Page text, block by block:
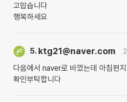
고맙습니다
행복하세요
5. ktg21@naver.com
다음에서 naver로 바껐는데 아침편
확인부탁합니다